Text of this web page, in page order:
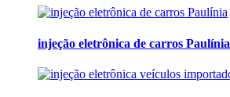
injeção eletrônica de carros Paulínia